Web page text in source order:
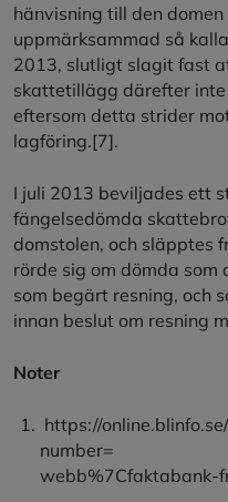
hänvisning till den
uppmärksammad så
2013, slutligt slagit fast
skattetillägg därefter
eftersom detta strider
lagföring.[7].
I juli 2013 beviljades ett
fängelsedömda
domstolen, och släpptes
rörde sig om dömda
som begärt resning, och
innan beslut om resning
Noter
https://
number=
webb%7Cfaktabank-